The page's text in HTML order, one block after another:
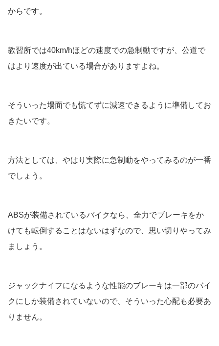
からです。
教習所では40km/hほどの速度での急制動ですが、公道で
はより速度が出ている場合がありますよね。
そういった場面でも慌てずに減速できるように準備してお
きたいです。
方法としては、やはり実際に急制動をやってみるのが一番
でしょう。
ABSが装備されているバイクなら、全力でブレーキをか
けても転倒することはないはずなので、思い切りやってみ
ましょう。
ジャックナイフになるような性能のブレーキは一部のバイ
クにしか装備されていないので、そういった心配も必要あ
りません。